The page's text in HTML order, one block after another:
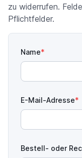
zu widerrufen.
Pflichtfelder.
Name
E-Mail-Adresse
Bestell- oder